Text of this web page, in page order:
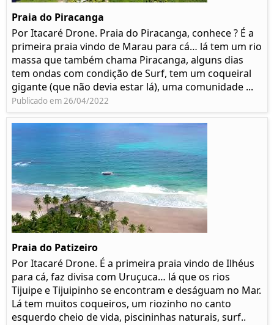
Praia do Piracanga
Por Itacaré Drone. Praia do Piracanga, conhece ? É a
primeira praia vindo de Marau para cá… lá tem um rio
massa que também chama Piracanga, alguns dias
tem ondas com condição de Surf, tem um coqueiral
gigante (que não devia estar lá), uma comunidade ...
Publicado em 26/04/2022
Praia do Patizeiro
Por Itacaré Drone. É a primeira praia vindo de Ilhéus
para cá, faz divisa com Uruçuca… lá que os rios
Tijuipe e Tijuipinho se encontram e deságuam no Mar.
Lá tem muitos coqueiros, um riozinho no canto
esquerdo cheio de vida, piscininhas naturais, surf..